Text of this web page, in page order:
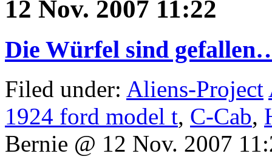
12 Nov. 2007 11:22
Die Würfel sind
Filed under: Aliens-Project
1924 ford model t, C-Cab,
Bernie @ 12 Nov. 2007